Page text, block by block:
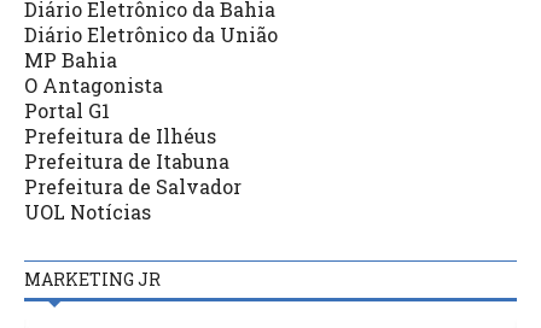
Diário Eletrônico da Bahia
Diário Eletrônico da União
MP Bahia
O Antagonista
Portal G1
Prefeitura de Ilhéus
Prefeitura de Itabuna
Prefeitura de Salvador
UOL Notícias
MARKETING JR